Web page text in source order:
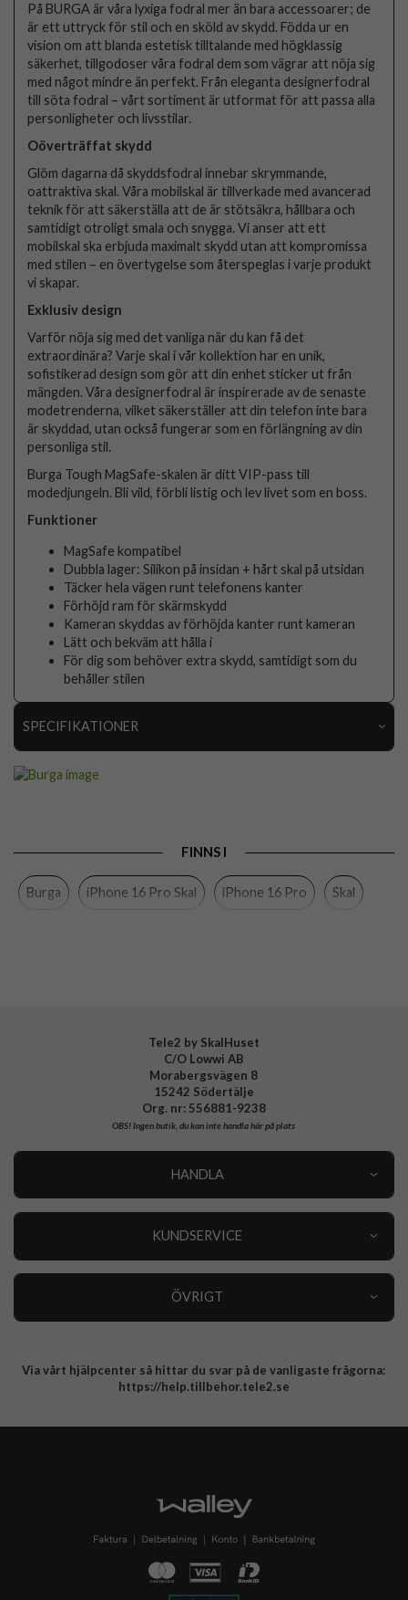
På BURGA är våra lyxiga fodral mer än bara accessoarer; de
är ett uttryck för stil och en sköld av skydd. Födda ur en
vision om att blanda estetisk tilltalande med högklassig
säkerhet, tillgodoser våra fodral dem som vägrar att nöja sig
med något mindre än perfekt. Från eleganta designerfodral
till söta fodral – vårt sortiment är utformat för att passa alla
personligheter och livsstilar.
Oöverträffat skydd
Glöm dagarna då skyddsfodral innebar skrymmande,
oattraktiva skal. Våra mobilskal är tillverkade med avancerad
teknik för att säkerställa att de är stötsäkra, hållbara och
samtidigt otroligt smala och snygga. Vi anser att ett
mobilskal ska erbjuda maximalt skydd utan att kompromissa
med stilen – en övertygelse som återspeglas i varje produkt
vi skapar.
Exklusiv design
Varför nöja sig med det vanliga när du kan få det
extraordinära? Varje skal i vår kollektion har en unik,
sofistikerad design som gör att din enhet sticker ut från
mängden. Våra designerfodral är inspirerade av de senaste
modetrenderna, vilket säkerställer att din telefon inte bara
är skyddad, utan också fungerar som en förlängning av din
personliga stil.
Burga Tough MagSafe-skalen är ditt VIP-pass till
modedjungeln. Bli vild, förbli listig och lev livet som en boss.
Funktioner
MagSafe kompatibel
Dubbla lager: Silikon på insidan + hårt skal på utsidan
Täcker hela vägen runt telefonens kanter
Förhöjd ram för skärmskydd
Kameran skyddas av förhöjda kanter runt kameran
Lätt och bekväm att hålla i
För dig som behöver extra skydd, samtidigt som du
behåller stilen
SPECIFIKATIONER
Material Hårdplast (PC), Mjukplast (TPU)
FINNS I
Burga iPhone 16 Pro Skal iPhone 16 Pro Skal
Tele2 by SkalHuset
C/O Lowwi AB
Morabergsvägen 8
15242 Södertälje
Org. nr: 556881-9238
OBS!Ingen butik, du kan inte handla här på plats
HANDLA
KUNDSERVICE
ÖVRIGT
Integritetspolicy
Via vårt hjälpcenter så hittar du svar på de vanligaste frågorna:
https://help.tillbehor.tele2.se